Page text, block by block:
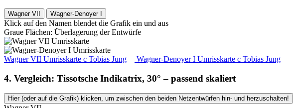
Wagner VII Wagner-Denoyer I
Klick auf den Namen blendet die Grafik ein und aus
Graue Flächen: Überlagerung der Entwürfe
Wagner VII Umrisskarte c Tobias Jung Wagner-Denoyer I Umrisskarte c Tobias Jung
4. Vergleich: Tissotsche Indikatrix, 30° – passend skaliert
Hier (oder auf die Grafik) klicken, um zwischen den beiden Netzentwürfen hin- und herzuschalten!